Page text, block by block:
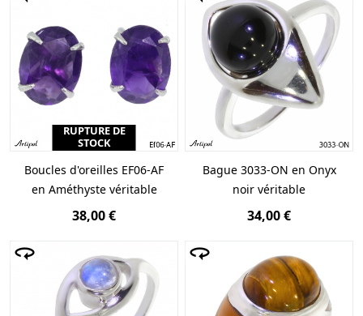
RUPTURE DE
STOCK
Boucles d'oreilles EF06-AF
en Améthyste véritable
38,00 €
Bague 3033-ON en Onyx
noir véritable
34,00 €